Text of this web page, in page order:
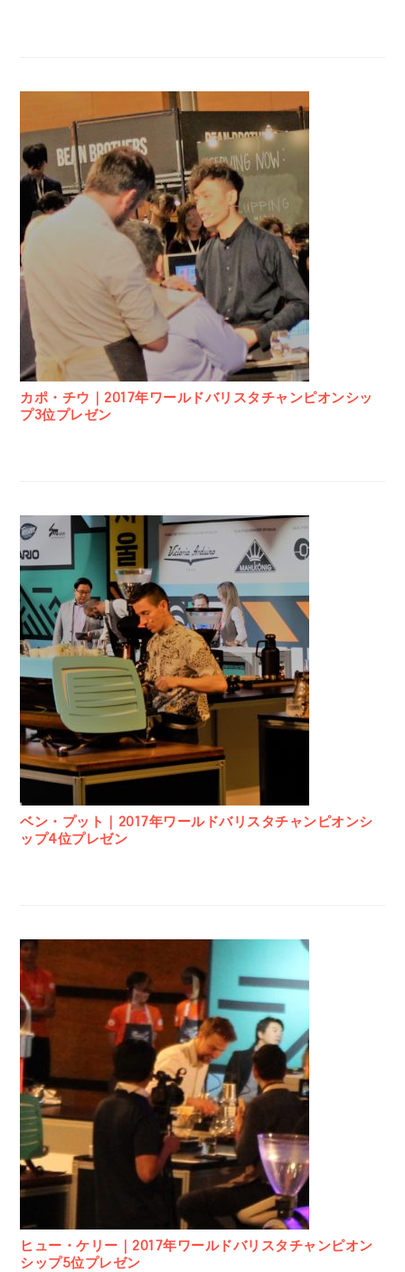
カポ・チウ｜2017年ワールドバリスタチャンピオンシッ
プ3位プレゼン
ベン・プット｜2017年ワールドバリスタチャンピオンシ
ップ4位プレゼン
ヒュー・ケリー｜2017年ワールドバリスタチャンピオン
シップ5位プレゼン